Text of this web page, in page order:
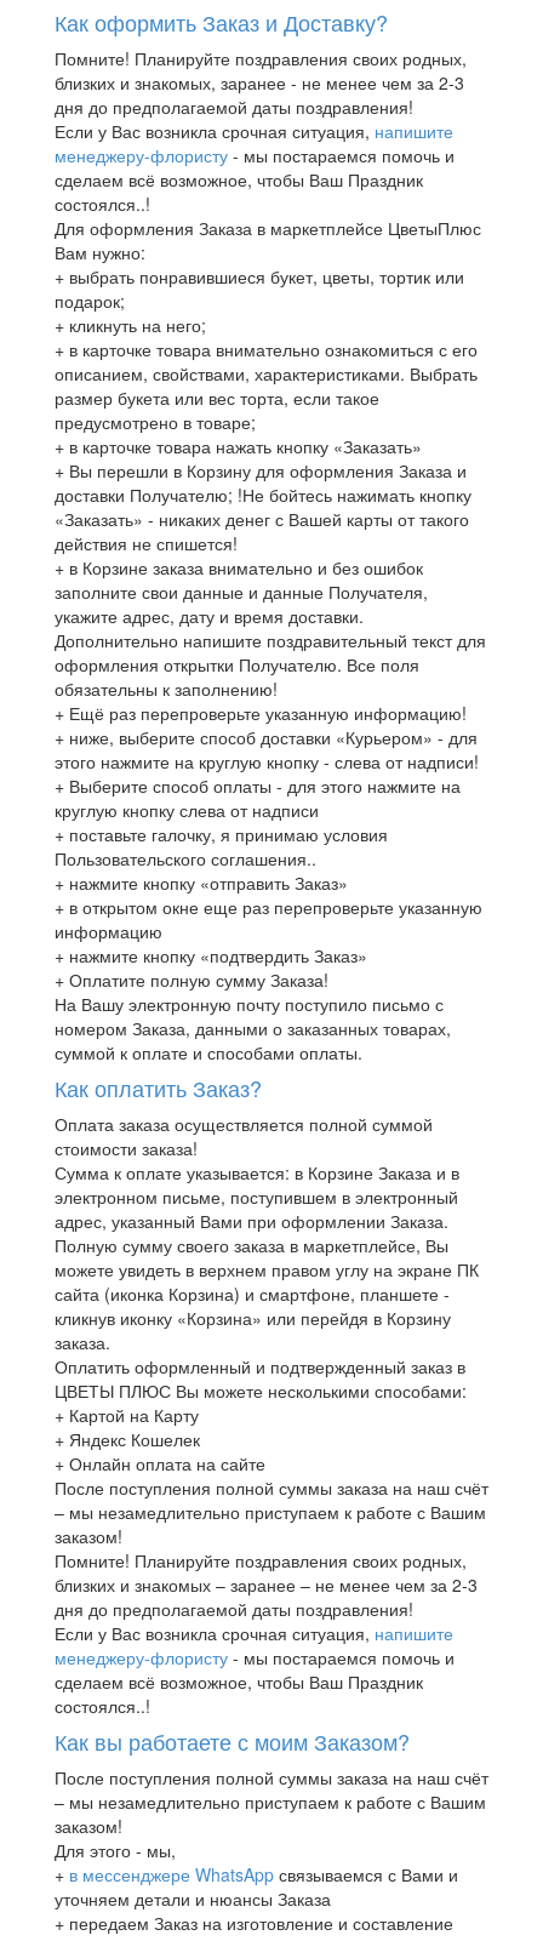
Как оформить Заказ и Доставку?
Помните! Планируйте поздравления своих родных,
близких и знакомых, заранее - не менее чем за 2-3
дня до предполагаемой даты поздравления!
Если у Вас возникла срочная ситуация, напишите
менеджеру-флористу - мы постараемся помочь и
сделаем всё возможное, чтобы Ваш Праздник
состоялся..!
Для оформления Заказа в маркетплейсе ЦветыПлюс
Вам нужно:
+ выбрать понравившиеся букет, цветы, тортик или
подарок;
+ кликнуть на него;
+ в карточке товара внимательно ознакомиться с его
описанием, свойствами, характеристиками. Выбрать
размер букета или вес торта, если такое
предусмотрено в товаре;
+ в карточке товара нажать кнопку «Заказать»
+ Вы перешли в Корзину для оформления Заказа и
доставки Получателю; !Не бойтесь нажимать кнопку
«Заказать» - никаких денег с Вашей карты от такого
действия не спишется!
+ в Корзине заказа внимательно и без ошибок
заполните свои данные и данные Получателя,
укажите адрес, дату и время доставки.
Дополнительно напишите поздравительный текст для
оформления открытки Получателю. Все поля
обязательны к заполнению!
+ Ещё раз перепроверьте указанную информацию!
+ ниже, выберите способ доставки «Курьером» - для
этого нажмите на круглую кнопку - слева от надписи!
+ Выберите способ оплаты - для этого нажмите на
круглую кнопку слева от надписи
+ поставьте галочку, я принимаю условия
Пользовательского соглашения..
+ нажмите кнопку «отправить Заказ»
+ в открытом окне еще раз перепроверьте указанную
информацию
+ нажмите кнопку «подтвердить Заказ»
+ Оплатите полную сумму Заказа!
На Вашу электронную почту поступило письмо с
номером Заказа, данными о заказанных товарах,
суммой к оплате и способами оплаты.
Как оплатить Заказ?
Оплата заказа осуществляется полной суммой
стоимости заказа!
Сумма к оплате указывается: в Корзине Заказа и в
электронном письме, поступившем в электронный
адрес, указанный Вами при оформлении Заказа.
Полную сумму своего заказа в маркетплейсе, Вы
можете увидеть в верхнем правом углу на экране ПК
сайта (иконка Корзина) и смартфоне, планшете -
кликнув иконку «Корзина» или перейдя в Корзину
заказа.
Оплатить оформленный и подтвержденный заказ в
ЦВЕТЫ ПЛЮС Вы можете несколькими способами:
+ Картой на Карту
+ Яндекс Кошелек
+ Онлайн оплата на сайте
После поступления полной суммы заказа на наш счёт
– мы незамедлительно приступаем к работе с Вашим
заказом!
Помните! Планируйте поздравления своих родных,
близких и знакомых – заранее – не менее чем за 2-3
дня до предполагаемой даты поздравления!
Если у Вас возникла срочная ситуация, напишите
менеджеру-флористу - мы постараемся помочь и
сделаем всё возможное, чтобы Ваш Праздник
состоялся..!
Как вы работаете с моим Заказом?
После поступления полной суммы заказа на наш счёт
– мы незамедлительно приступаем к работе с Вашим
заказом!
Для этого - мы,
+ в мессенджере WhatsApp связываемся с Вами и
уточняем детали и нюансы Заказа
+ передаем Заказ на изготовление и составление